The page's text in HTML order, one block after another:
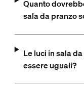
Quanto
sala da pranzo
Le luci in sala
essere uguali?